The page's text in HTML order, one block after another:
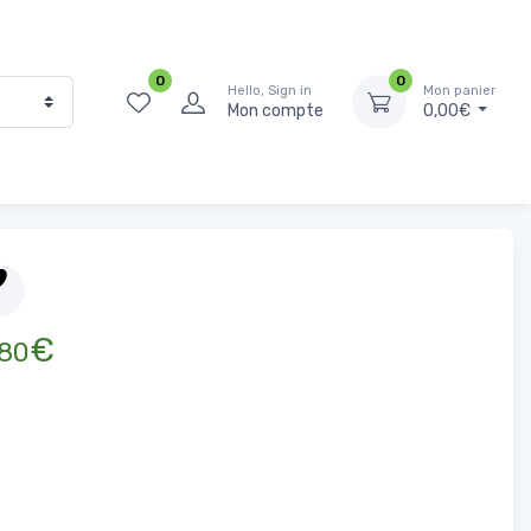
0
Hello, Sign in
Mon compte
0
Mon panier
0,00€
€